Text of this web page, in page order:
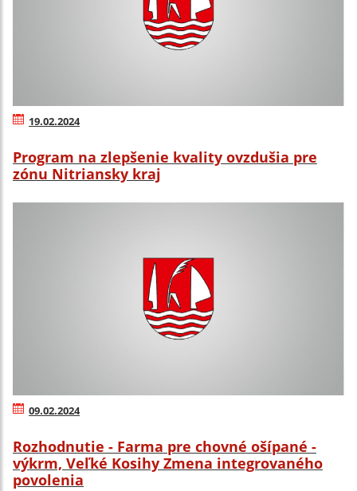
19.02.2024
Program na zlepšenie kvality ovzdušia pre
zónu Nitriansky kraj
09.02.2024
Rozhodnutie - Farma pre chovné ošípané -
výkrm, Veľké Kosihy Zmena integrovaného
povolenia